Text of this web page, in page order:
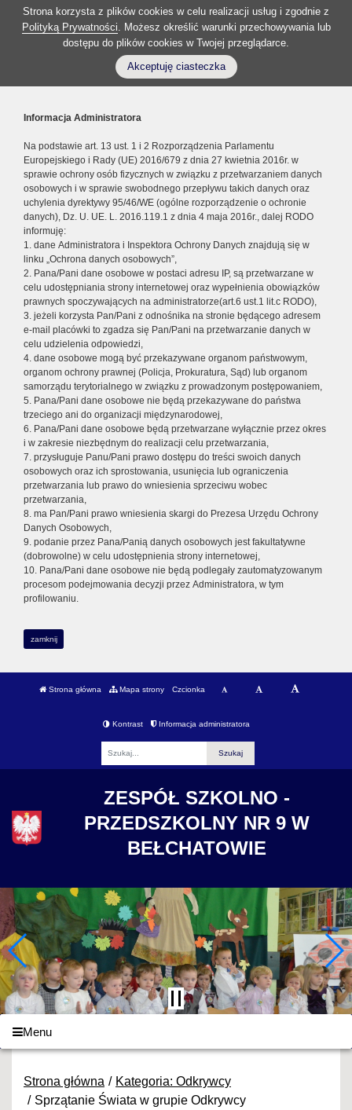
Strona korzysta z plików cookies w celu realizacji usług i zgodnie z
Polityką Prywatności. Możesz określić warunki przechowywania lub
dostępu do plików cookies w Twojej przeglądarce.
Akceptuję ciasteczka
Informacja Administratora
Na podstawie art. 13 ust. 1 i 2 Rozporządzenia Parlamentu
Europejskiego i Rady (UE) 2016/679 z dnia 27 kwietnia 2016r. w
sprawie ochrony osób fizycznych w związku z przetwarzaniem danych
osobowych i w sprawie swobodnego przepływu takich danych oraz
uchylenia dyrektywy 95/46/WE (ogólne rozporządzenie o ochronie
danych), Dz. U. UE. L. 2016.119.1 z dnia 4 maja 2016r., dalej RODO
informuję:
1. dane Administratora i Inspektora Ochrony Danych znajdują się w
linku „Ochrona danych osobowych”,
2. Pana/Pani dane osobowe w postaci adresu IP, są przetwarzane w
celu udostępniania strony internetowej oraz wypełnienia obowiązków
prawnych spoczywających na administratorze(art.6 ust.1 lit.c RODO),
3. jeżeli korzysta Pan/Pani z odnośnika na stronie będącego adresem
e-mail placówki to zgadza się Pan/Pani na przetwarzanie danych w
celu udzielenia odpowiedzi,
4. dane osobowe mogą być przekazywane organom państwowym,
organom ochrony prawnej (Policja, Prokuratura, Sąd) lub organom
samorządu terytorialnego w związku z prowadzonym postępowaniem,
5. Pana/Pani dane osobowe nie będą przekazywane do państwa
trzeciego ani do organizacji międzynarodowej,
6. Pana/Pani dane osobowe będą przetwarzane wyłącznie przez okres
i w zakresie niezbędnym do realizacji celu przetwarzania,
7. przysługuje Panu/Pani prawo dostępu do treści swoich danych
osobowych oraz ich sprostowania, usunięcia lub ograniczenia
przetwarzania lub prawo do wniesienia sprzeciwu wobec
przetwarzania,
8. ma Pan/Pani prawo wniesienia skargi do Prezesa Urzędu Ochrony
Danych Osobowych,
9. podanie przez Pana/Panią danych osobowych jest fakultatywne
(dobrowolne) w celu udostępnienia strony internetowej,
10. Pana/Pani dane osobowe nie będą podlegały zautomatyzowanym
procesom podejmowania decyzji przez Administratora, w tym
profilowaniu.
zamknij
Strona główna Mapa strony Czcionka
Kontrast Informacja administratora
ZESPÓŁ SZKOLNO -
PRZEDSZKOLNY NR 9 W
BEŁCHATOWIE
Menu
Strona główna
Kategoria: Odkrywcy
Sprzątanie Świata w grupie Odkrywcy